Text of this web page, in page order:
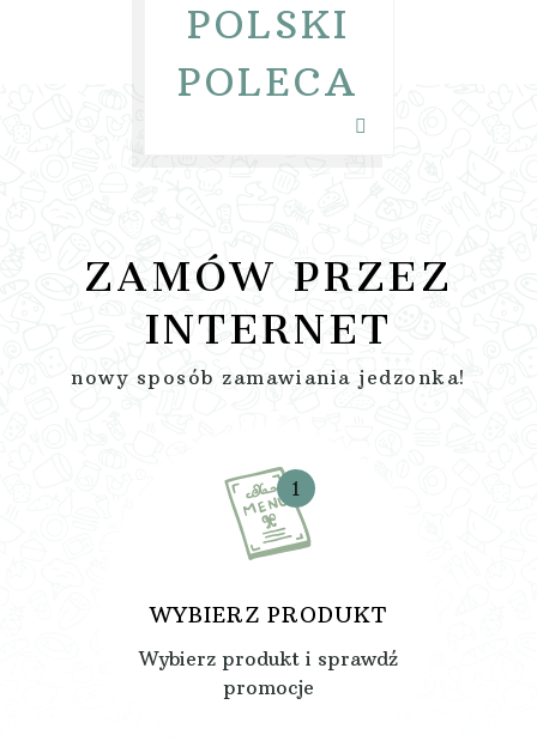
POLSKI
POLECA
ZAMÓW PRZEZ
INTERNET
nowy sposób zamawiania jedzonka!
1
WYBIERZ PRODUKT
Wybierz produkt i sprawdź
promocje